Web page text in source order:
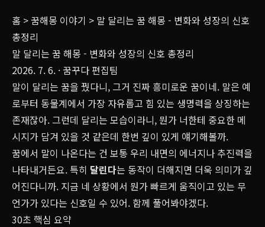
홈 >꿈해몽 이야기 > 말 달리는 꿈 해몽 - 변화와 성장의 신호
총정리
말 달리는 꿈 해몽 - 변화와 성장의 신호 총정리
2026. 7. 6. · 꿈꾸다 편집팀
말이 달리는 꿈을 꿨다니, 그거 진짜 흥미로운 꿈이네. 말은 예
로부터 동물계에서 가장 자유롭고 힘 있는 생명력을 상징하는
존재잖아. 그런데 달리는 모습이라니, 뭔가 너한테 중요한 메
시지가 담겨 있을 것 같은데 한번 깊이 있게 얘기해볼까.
꿈에서 말이 나온다는 건 보통 우리 내면의 에너지나 추진력을
나타내거든요. 특히 달린다는 동작이 더해지면 더욱 의미가 깊
어진다니까. 지금 네 상황에서 뭔가 빠르게 움직이고 있는 무
언가가 있다는 신호일 수 있어. 함께 풀어봐야겠다.
30초 핵심 요약